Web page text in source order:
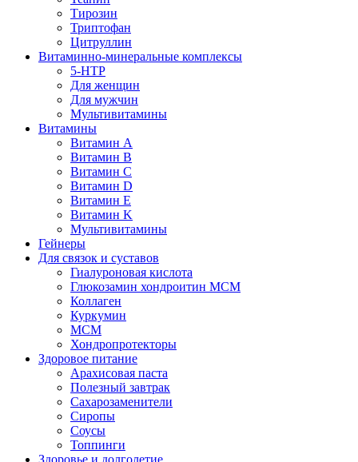
Тирозин
Триптофан
Цитруллин
Витаминно-минеральные комплексы
5-HTP
Для женщин
Для мужчин
Мультивитамины
Витамины
Витамин A
Витамин B
Витамин C
Витамин D
Витамин E
Витамин K
Мультивитамины
Гейнеры
Для связок и суставов
Гиалуроновая кислота
Глюкозамин хондроитин МСМ
Коллаген
Куркумин
МСМ
Хондропротекторы
Здоровое питание
Арахисовая паста
Полезный завтрак
Сахарозаменители
Сиропы
Соусы
Топпинги
Здоровье и долголетие